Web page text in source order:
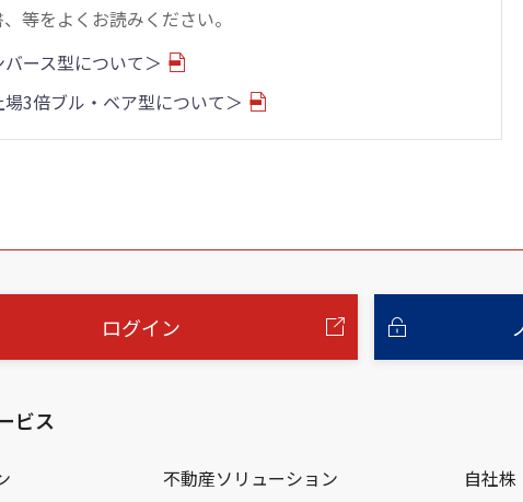
等をよくお読みください。
ース型について＞
3倍ブル・ベア型について＞
ログイン
ビス
不動産ソリューション
自社